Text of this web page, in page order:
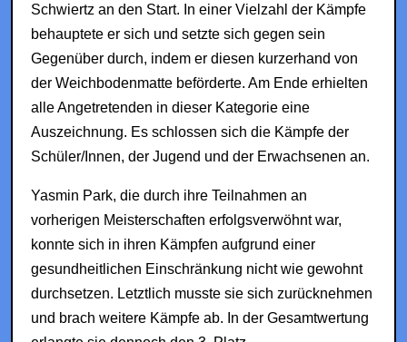
Schwiertz an den Start. In einer Vielzahl der Kämpfe
behauptete er sich und setzte sich gegen sein
Gegenüber durch, indem er diesen kurzerhand von
der Weichbodenmatte beförderte. Am Ende erhielten
alle Angetretenden in dieser Kategorie eine
Auszeichnung. Es schlossen sich die Kämpfe der
Schüler/Innen, der Jugend und der Erwachsenen an.
Yasmin Park, die durch ihre Teilnahmen an
vorherigen Meisterschaften erfolgsverwöhnt war,
konnte sich in ihren Kämpfen aufgrund einer
gesundheitlichen Einschränkung nicht wie gewohnt
durchsetzen. Letztlich musste sie sich zurücknehmen
und brach weitere Kämpfe ab. In der Gesamtwertung